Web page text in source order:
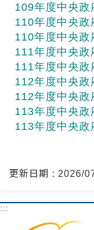
109年度中央
110年度中央政
110年度中央
111年度中央政
111年度中央
112年度中央政
112年度中央
113年度中央政
113年度中央
更新日期 : 2026/
:::